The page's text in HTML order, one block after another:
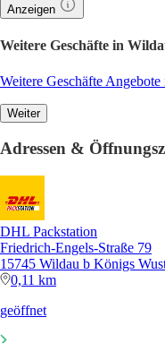
Anzeigen
Weitere Geschäfte in
Weitere Geschäfte
Weiter
Adressen &
DHL Packstation
Friedrich-Engels-Straße 79
15745 Wildau b Königs
0,11 km
geöffnet